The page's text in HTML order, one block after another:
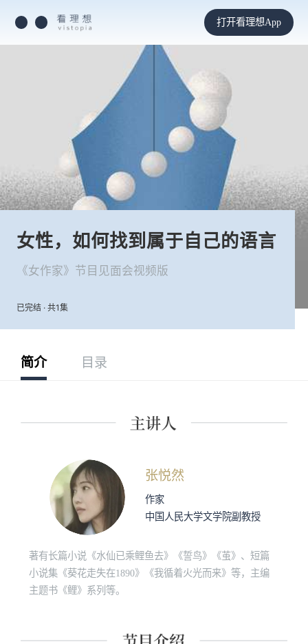
打开看理想App
女性，如何找到属于自己的语言
《女作家》节目见面会视频版
已完结 · 共1集
简介 目录
张悦然
作家
中国人民大学文学院副教授
著有长篇小说《水仙已乘鲤鱼去》《誓鸟》《茧》、短篇
小说集《葵花走失在1890》《我循着火光而来》等，主编
主题书《鲤》系列等。